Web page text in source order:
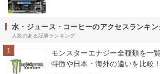
水・ジュース・コーヒーのアクセスランキン
人気のある記事ランキング
1
モンスターエナジー全種類を一
特徴や日本・海外の違いを比較！